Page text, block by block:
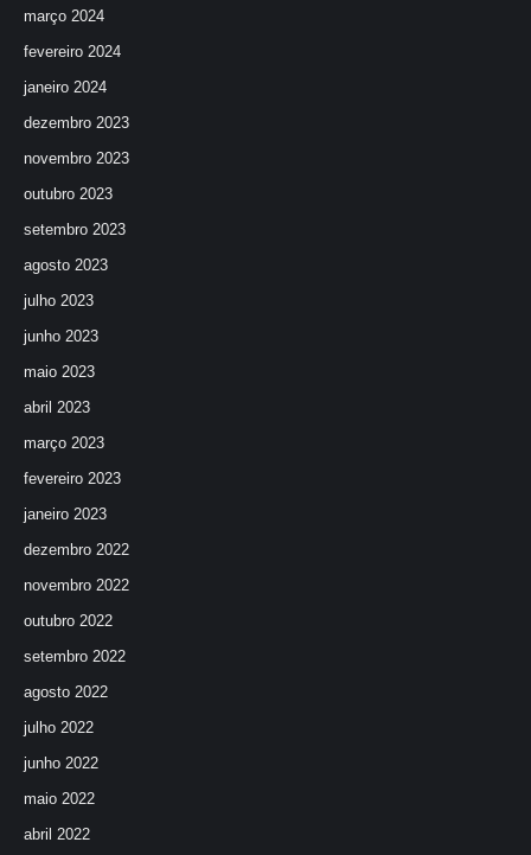
março 2024
fevereiro 2024
janeiro 2024
dezembro 2023
novembro 2023
outubro 2023
setembro 2023
agosto 2023
julho 2023
junho 2023
maio 2023
abril 2023
março 2023
fevereiro 2023
janeiro 2023
dezembro 2022
novembro 2022
outubro 2022
setembro 2022
agosto 2022
julho 2022
junho 2022
maio 2022
abril 2022